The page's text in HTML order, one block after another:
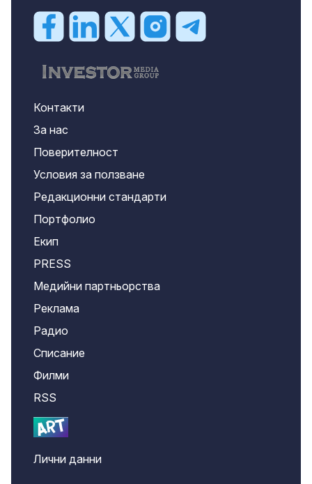
Контакти
За нас
Поверителност
Условия за ползване
Редакционни стандарти
Портфолио
Екип
PRESS
Медийни партньорства
Реклама
Радио
Списание
Филми
RSS
Лични данни